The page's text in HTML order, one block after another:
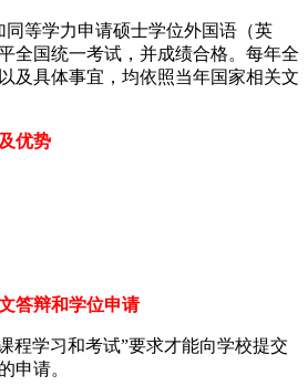
同等学力申请硕士学位外国语（英
全国统一考试，并成绩合格。每年全
及具体事宜，均依照当年国家相关文
优势
答辩和学位申请
程学习和考试”要求才能向学校提交
申请。